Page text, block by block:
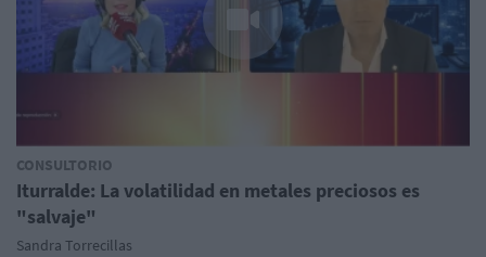
CONSULTORIO
Iturralde: La volatilidad en metales preciosos es
"salvaje"
Sandra Torrecillas